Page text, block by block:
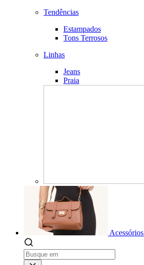
Tendências
Estampados
Tons Terrosos
Linhas
Jeans
Praia
Acessórios